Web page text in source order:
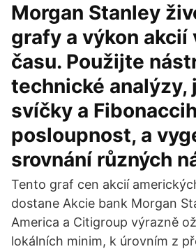
Morgan Stanley
grafy a výkon akcií
času. Použijte
technické analýzy,
svíčky a
posloupnost, a
srovnání různých
Tento graf cen akcií
dostane Akcie bank Morgan
America a Citigroup výrazně
lokálních minim, k úrovním z